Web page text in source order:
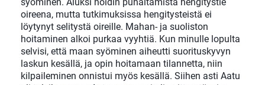
oireena, mutta tutkimuksissa hengitysteistä ei
löytynyt selitystä oireille. Mahan- ja suoliston
hoitaminen alkoi purkaa vyyhtiä. Kun minulle lopulta
selvisi, että maan syöminen aiheutti suorituskyvyn
laskun kesällä, ja opin hoitamaan tilannetta, niin
kilpaileminen onnistui myös kesällä. Siihen asti Aatu